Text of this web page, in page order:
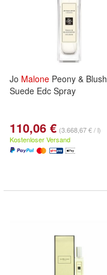
Jo Malone Peony & Blush
Suede Edc Spray
110,06 € (3.668,67 € / l)
Kostenloser Versand